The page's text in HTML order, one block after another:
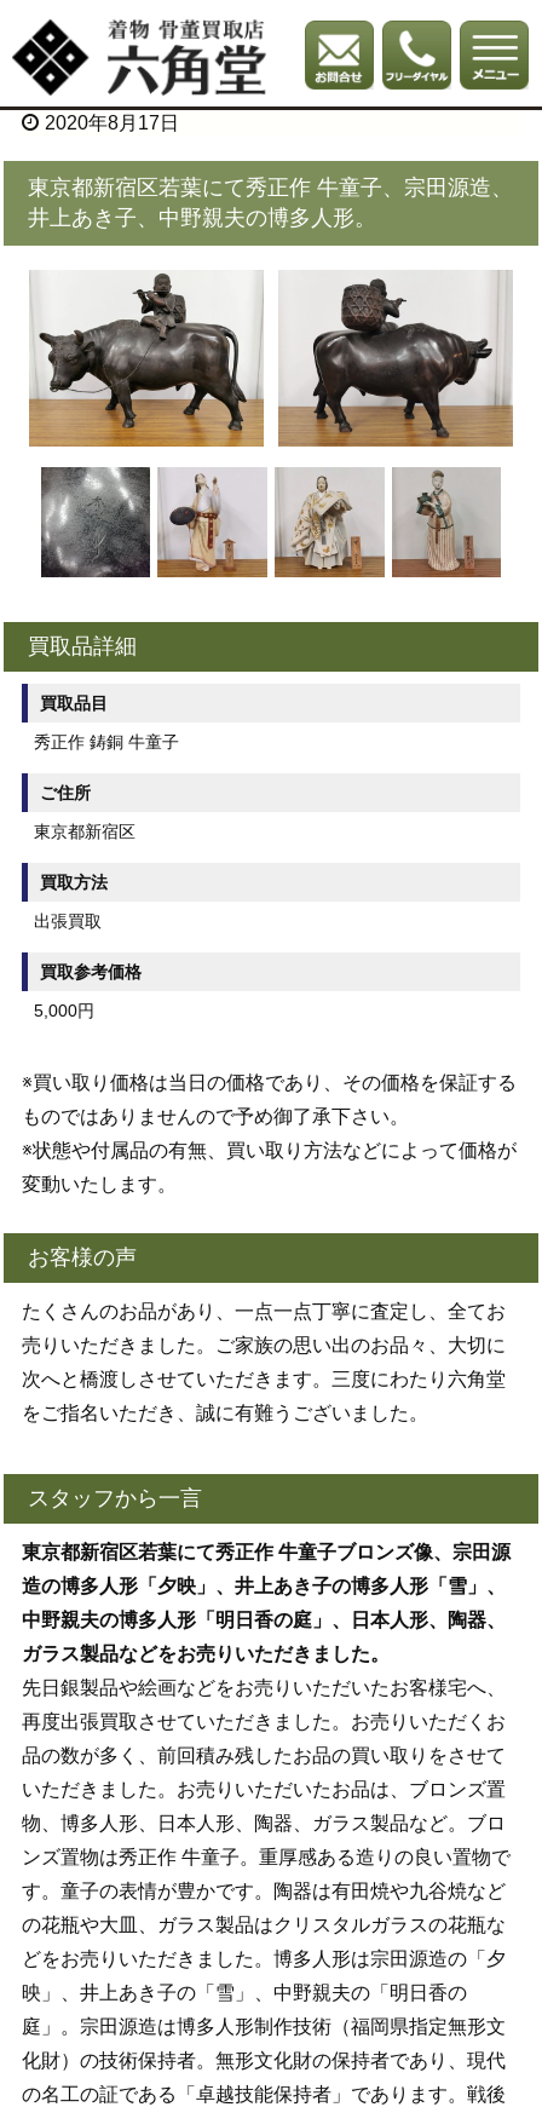
2020年8月17日
東京都新宿区若葉にて秀正作 牛童子、宗田源造、
井上あき子、中野親夫の博多人形。
買取品詳細
買取品目
秀正作 鋳銅 牛童子
ご住所
東京都新宿区
買取方法
出張買取
買取参考価格
5,000円
※買い取り価格は当日の価格であり、その価格を保証する
ものではありませんので予め御了承下さい。
※状態や付属品の有無、買い取り方法などによって価格が
変動いたします。
お客様の声
たくさんのお品があり、一点一点丁寧に査定し、全てお
売りいただきました。ご家族の思い出のお品々、大切に
次へと橋渡しさせていただきます。三度にわたり六角堂
をご指名いただき、誠に有難うございました。
スタッフから一言
東京都新宿区若葉にて秀正作 牛童子ブロンズ像、宗田源
造の博多人形「夕映」、井上あき子の博多人形「雪」、
中野親夫の博多人形「明日香の庭」、日本人形、陶器、
ガラス製品などをお売りいただきました。
先日銀製品や絵画などをお売りいただいたお客様宅へ、
再度出張買取させていただきました。お売りいただくお
品の数が多く、前回積み残したお品の買い取りをさせて
いただきました。お売りいただいたお品は、ブロンズ置
物、博多人形、日本人形、陶器、ガラス製品など。ブロ
ンズ置物は秀正作 牛童子。重厚感ある造りの良い置物で
す。童子の表情が豊かです。陶器は有田焼や九谷焼など
の花瓶や大皿、ガラス製品はクリスタルガラスの花瓶な
どをお売りいただきました。博多人形は宗田源造の「夕
映」、井上あき子の「雪」、中野親夫の「明日香の
庭」。宗田源造は博多人形制作技術（福岡県指定無形文
化財）の技術保持者。無形文化財の保持者であり、現代
の名工の証である「卓越技能保持者」であります。戦後